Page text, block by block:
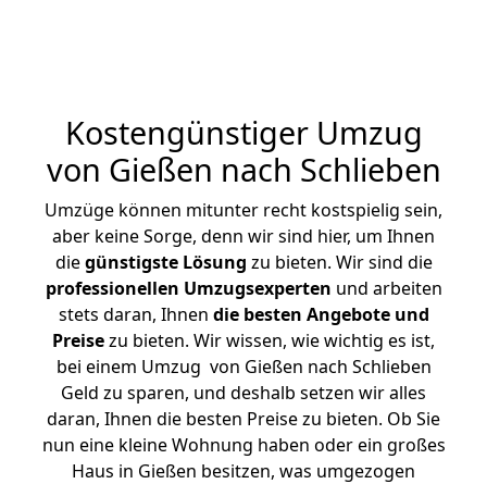
Kostengünstiger Umzug
von Gießen nach Schlieben
Umzüge können mitunter recht kostspielig sein,
aber keine Sorge, denn wir sind hier, um Ihnen
diegünstigste Lösung zu bieten. Wir sind die
professionellen Umzugsexperten und arbeiten
stets daran, Ihnen die besten Angebote und
Preisezu bieten. Wir wissen, wie wichtig es ist,
bei einem Umzug von Gießen nach Schlieben
Geld zu sparen, und deshalb setzen wir alles
daran, Ihnen die besten Preise zu bieten. Ob Sie
nun eine kleine Wohnung haben oder ein großes
Haus in Gießen besitzen, was umgezogen